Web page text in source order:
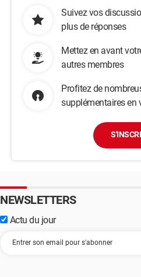
Suivez vos
plus de réponses
Mettez en avant
autres membres
Profitez de
supplémentaires en
NEWSLETTERS
Actu du jour